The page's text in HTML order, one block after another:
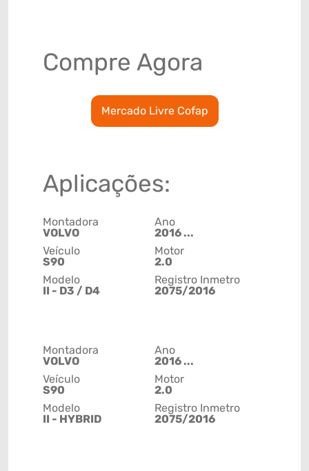
Compre Agora
Mercado Livre Cofap
Aplicações:
Montadora
VOLVO
Veículo
S90
Modelo
II - D3 / D4
Ano
2016 ...
Motor
2.0
Registro Inmetro
2075/2016
Montadora
VOLVO
Veículo
S90
Modelo
II - HYBRID
Ano
2016 ...
Motor
2.0
Registro Inmetro
2075/2016